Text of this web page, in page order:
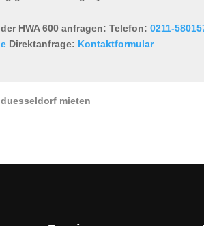
HWA 600 anfragen: Telefon:0211-
Direktanfrage: Kontaktformular
mieten